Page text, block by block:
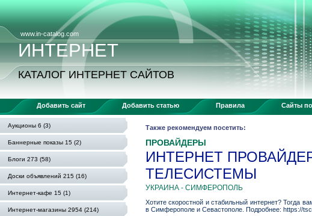
www.in-catalog.com
ИНТЕРНЕТ
КАТАЛОГ ИНТЕРНЕТ САЙТОВ
Добавить сайт Добавить статью Правила Сайты
Аукционы 6 (3)
Баннерные показы 15 (2)
Блоги 273 (58)
Доски объявлений 215 (16)
Интернет-кафе 15 (1)
Интернет-магазины 2954 (214)
Также рекомендуем посетить:
ПРОВАЙДЕРЫ
ИНТЕРНЕТ
ТЕЛЕСИСТЕМЫ
УКРАИНА - СИМФЕРОПОЛЬ
Хотите скоростной и стабильный интернет? Тогда
в Симферополе и Севастополе. Подробнее: https://